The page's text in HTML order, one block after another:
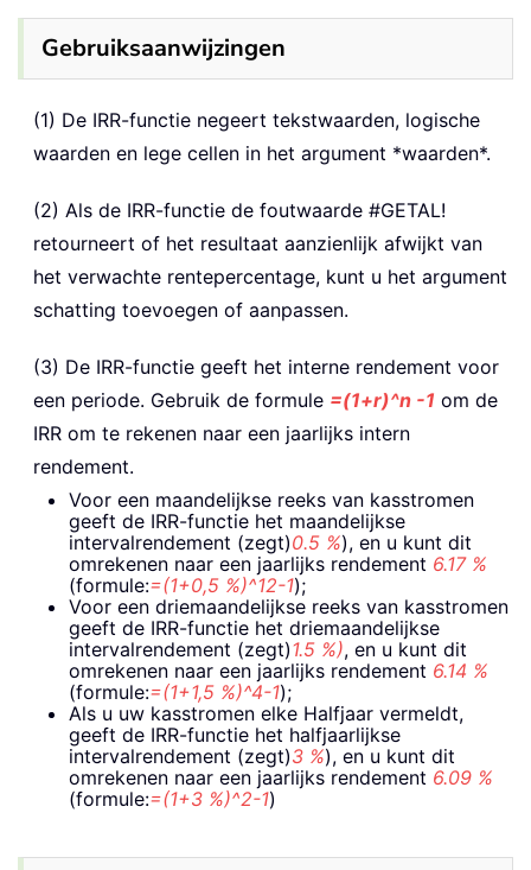
Gebruiksaanwijzingen
(1) De IRR-functie negeert tekstwaarden, logische
waarden en lege cellen in het argument *waarden*.
(2) Als de IRR-functie de foutwaarde #GETAL!
retourneert of het resultaat aanzienlijk afwijkt van
het verwachte rentepercentage, kunt u het argument
schatting toevoegen of aanpassen.
(3) De IRR-functie geeft het interne rendement voor
een periode. Gebruik de formule =(1+r)^n -1 om de
IRR om te rekenen naar een jaarlijks intern
rendement.
Voor een maandelijkse reeks van kasstromen
geeft de IRR-functie het maandelijkse
intervalrendement (zegt)0.5 %), en u kunt dit
omrekenen naar een jaarlijks rendement 6.17 %
(formule:=(1+0,5 %)^12-1);
Voor een driemaandelijkse reeks van kasstromen
geeft de IRR-functie het driemaandelijkse
intervalrendement (zegt)1.5 %), en u kunt dit
omrekenen naar een jaarlijks rendement 6.14 %
(formule:=(1+1,5 %)^4-1);
Als u uw kasstromen elke Halfjaar vermeldt,
geeft de IRR-functie het halfjaarlijkse
intervalrendement (zegt)3 %), en u kunt dit
omrekenen naar een jaarlijks rendement 6.09 %
(formule:=(1+3 %)^2-1)